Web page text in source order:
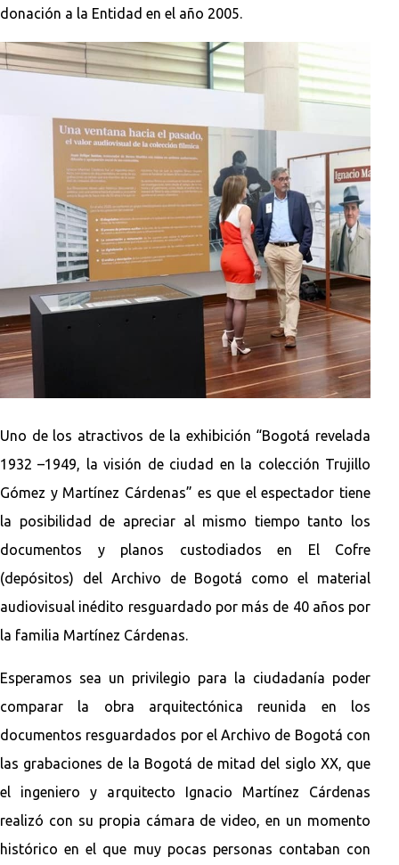
donación a la Entidad en el año 2005.
Uno de los atractivos de la exhibición “Bogotá revelada
1932 –1949, la visión de ciudad en la colección Trujillo
Gómez y Martínez Cárdenas” es que el espectador tiene
la posibilidad de apreciar al mismo tiempo tanto los
documentos y planos custodiados en El Cofre
(depósitos) del Archivo de Bogotá como el material
audiovisual inédito resguardado por más de 40 años por
la familia Martínez Cárdenas.
Esperamos sea un privilegio para la ciudadanía poder
comparar la obra arquitectónica reunida en los
documentos resguardados por el Archivo de Bogotá con
las grabaciones de la Bogotá de mitad del siglo XX, que
el ingeniero y arquitecto Ignacio Martínez Cárdenas
realizó con su propia cámara de video, en un momento
histórico en el que muy pocas personas contaban con